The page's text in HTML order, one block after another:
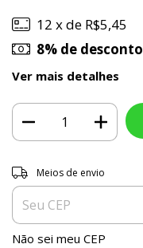
12 x de R$5,45
8% de desconto
Ver mais detalhes
Entregas para o CEP:
Meios de envio
Não sei meu CEP